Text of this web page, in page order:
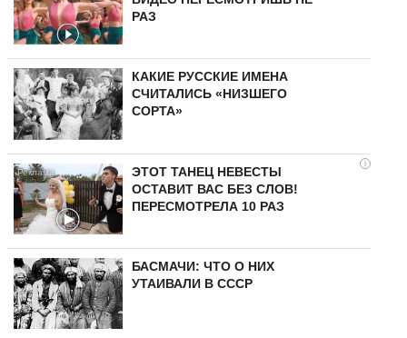
РАЗ
КАКИЕ РУССКИЕ ИМЕНА
СЧИТАЛИСЬ «НИЗШЕГО
СОРТА»
i
ЭТОТ ТАНЕЦ НЕВЕСТЫ
ОСТАВИТ ВАС БЕЗ СЛОВ!
ПЕРЕСМОТРЕЛА 10 РАЗ
БАСМАЧИ: ЧТО О НИХ
УТАИВАЛИ В СССР